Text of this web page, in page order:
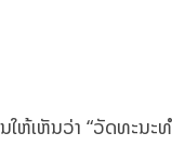
ໃຫ້ເຫັນວ່າ “ວັດທະ